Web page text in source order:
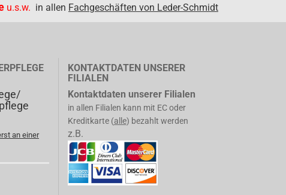
u.s.w. in allen Fachgeschäften von Leder-Schmidt
an einer
KONTAKTDATEN UNSERER
FILIALEN
Kontaktdaten unserer Filialen
in allen Filialen kann mit EC oder
Kreditkarte (alle) bezahlt werden
z.B.